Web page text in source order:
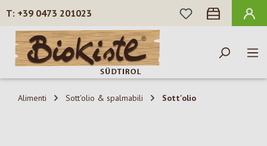
Passa al contenuto principale
+39 0473 201023
HAI 0 ARTICOLI
Alimenti Sott'olio & spalmabili Sott'olio